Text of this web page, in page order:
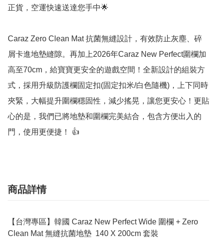
正貨，空運快速送達您手中🌟
Caraz Zero Clean Mat 抗菌無縫設計，有效防止灰塵、碎
屑卡進地墊縫隙。再加上2026年Caraz New Perfect圍欄加
高至70cm，給寶寶更安全的遊戲空間！全新設計的組裝方
式，採用升級防護欄固定扣(固定扣米/白色隨機)，上下同時
夾緊，大幅提升圍欄穩固性，減少搖晃，讓您更安心！更貼
心的是，我們已將地墊和圍欄完美結合，包含方便出入的
商品詳情
【台灣專區】韓國 Caraz New Perfect Wide 圍欄 + Zero
Clean Mat 無縫抗菌地墊 140 X 200cm 套裝